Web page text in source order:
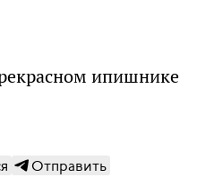
ипишнике
Отправить